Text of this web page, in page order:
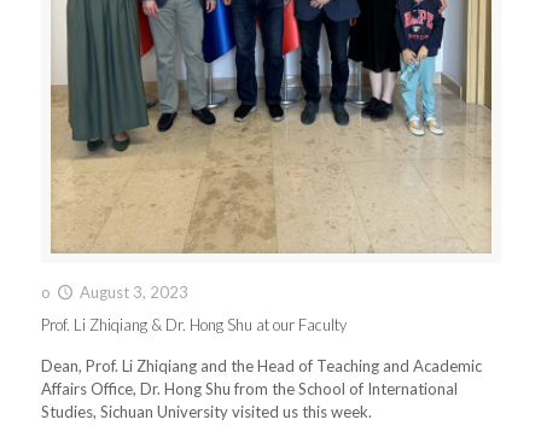
o
August 3, 2023
Prof. Li Zhiqiang & Dr. Hong Shu at our Faculty
Dean, Prof. Li Zhiqiang and the Head of Teaching and Academic
Affairs Office, Dr. Hong Shu from the School of International
Studies, Sichuan University visited us this week.